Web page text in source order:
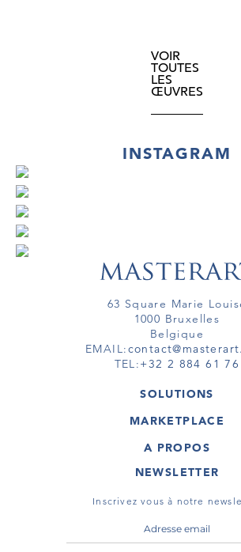
VOIR
TOUTES
LES
ŒUVRES
INSTAGRAM
63 Square Marie
1000 Bruxelles
Belgique
EMAIL:
TEL:+32 2 884 61 76
SOLUTIONS
GALERIE
ARTISTE
TOUR VIRTUEL
MARKETPLACE
OEUVRES D'ART
TOURS VIRTUELS
A PROPOS
MASTERART
CONDITIONS
NEWSLETTER
Inscrivez vous à notre